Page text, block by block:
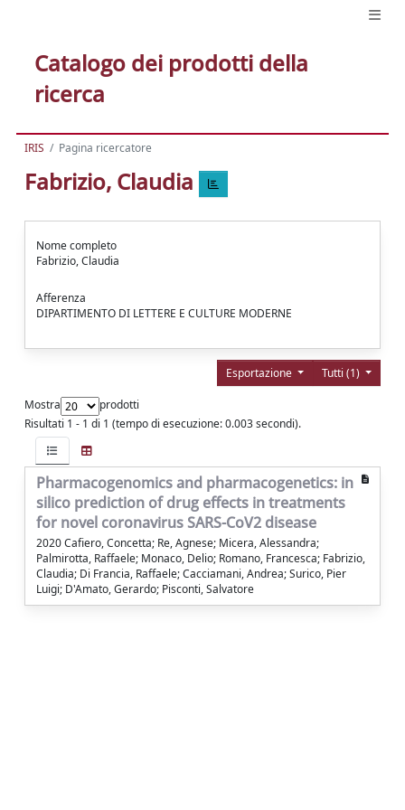
Catalogo dei prodotti della
ricerca
IRIS Pagina ricercatore
Fabrizio, Claudia
Nome completo
Fabrizio, Claudia
Afferenza
DIPARTIMENTO DI LETTERE E CULTURE MODERNE
Tutti (1)
Esportazione
Mostra
prodotti
Risultati 1 - 1 di 1 (tempo di esecuzione: 0.003 secondi).
Pharmacogenomics and pharmacogenetics: in
silico prediction of drug effects in treatments
for novel coronavirus SARS-CoV2 disease
2020 Cafiero, Concetta; Re, Agnese; Micera, Alessandra;
Palmirotta, Raffaele; Monaco, Delio; Romano, Francesca; Fabrizio,
Claudia; Di Francia, Raffaele; Cacciamani, Andrea; Surico, Pier
Luigi; D'Amato, Gerardo; Pisconti, Salvatore